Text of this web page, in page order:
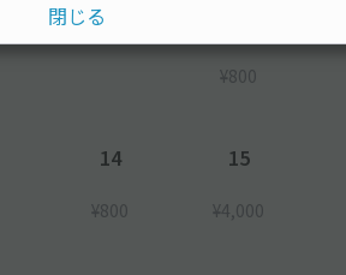
¥800
14
¥800
15
¥4,000
閉じる